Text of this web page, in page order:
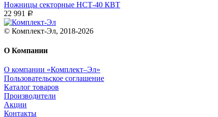
Ножницы секторные НСТ-40 КВТ
22 991
Р
© Комплект-Эл, 2018-2026
О Компании
О компании «Комплект–Эл»
Пользовательское соглашение
Каталог товаров
Производители
Акции
Контакты